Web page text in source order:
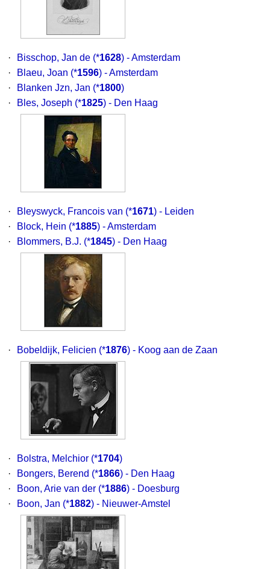
· Bisschop, Jan de (*1628) - Amsterdam
·
Blaeu, Joan (*1596) - Amsterdam
·
Blanken Jzn, Jan (*1800)
·
Bles, Joseph (*1825) - Den Haag
· Bleyswyck, Francois van (*1671) - Leiden
·
Block, Hein (*1885) - Amsterdam
·
Blommers, B.J. (*1845) - Den Haag
· Bobeldijk, Felicien (*1876) - Koog aan de Zaan
· Bolstra, Melchior (*1704)
·
Bongers, Berend (*1866) - Den Haag
·
Boon, Arie van der (*1886) - Doesburg
·
Boon, Jan (*1882) - Nieuwer-Amstel